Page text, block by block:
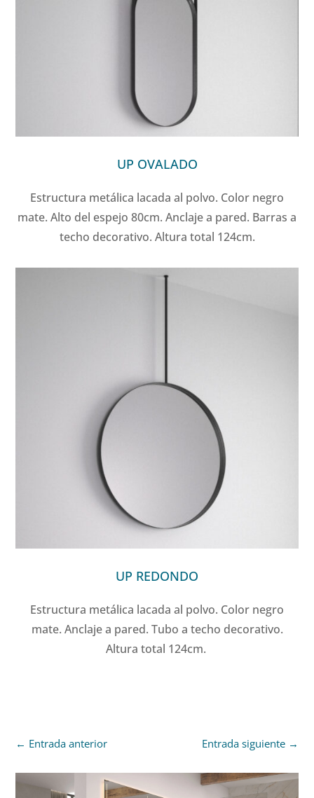
UP OVALADO
Estructura metálica lacada al polvo. Color negro
mate. Alto del espejo 80cm. Anclaje a pared. Barras a
techo decorativo. Altura total 124cm.
UP REDONDO
Estructura metálica lacada al polvo. Color negro
mate. Anclaje a pared. Tubo a techo decorativo.
Altura total 124cm.
← Entrada anterior Entrada siguiente→